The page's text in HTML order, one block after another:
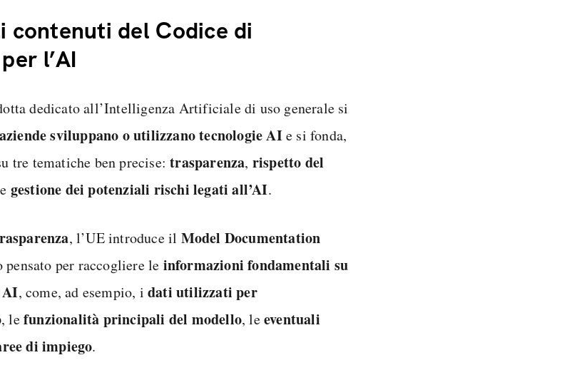
contenuti del Codice di
l’AI
dedicato all’Intelligenza Artificiale di uso generale si
sviluppano o utilizzano tecnologie AIe si fonda,
tre tematiche ben precise:trasparenza, rispetto del
e gestione dei potenziali rischi legati all’AI.
, l’UE introduce il Model Documentation
pensato per raccogliere le informazioni fondamentali su
AI, come, ad esempio, idati utilizzati per
, lefunzionalità principali del modello, leeventuali
di impiego.